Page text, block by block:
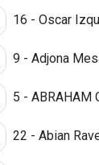
16 - Oscar
9 - Adjona
5 - ABRAHAM
22 - Abian